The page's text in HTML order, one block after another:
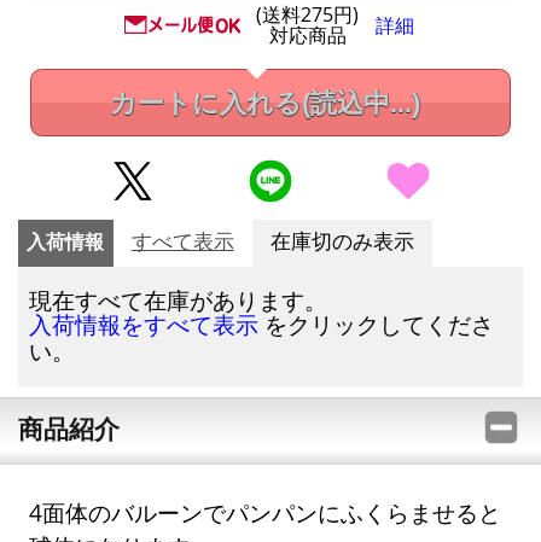
(送料275円)
対応商品 詳細
カートに入れる(読込中...)
入荷情報 すべて表示 在庫切のみ表示
現在すべて在庫があります。
入荷情報をすべて表示 をクリックしてくださ
い。
商品紹介
4面体のバルーンでパンパンにふくらませると